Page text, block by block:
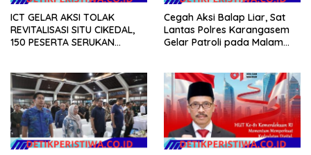
ICT GELAR AKSI TOLAK
REVITALISASI SITU CIKEDAL,
150 PESERTA SERUKAN
Cegah Aksi Balap Liar, Sat
Lantas Polres Karangasem
Gelar Patroli pada Malam